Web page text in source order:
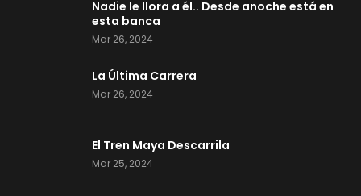
Nadie le llora a él.. Desde anoche está en
esta banca
Mar 26, 2024
La Última Carrera
Mar 26, 2024
El Tren Maya Descarrila
Mar 25, 2024